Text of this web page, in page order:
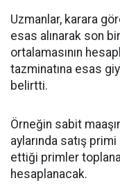
Uzmanlar, karara
esas alınarak son
ortalamasının
tazminatına esas
belirtti.
Örneğin sabit
aylarında satış
ettiği primler
hesaplanacak.